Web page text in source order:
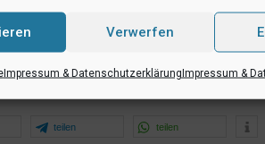
Verwerfen
Impressum & DatenschutzerklärungImpressum &
der Wahl zur Mannschaft des Jahres
teilen teilen